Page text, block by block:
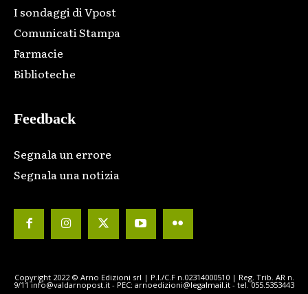
I sondaggi di Vpost
Comunicati Stampa
Farmacie
Biblioteche
Feedback
Segnala un errore
Segnala una notizia
Copyright 2022 © Arno Edizioni srl | P.I./C.F n.02314000510 | Reg. Trib. AR n.
9/11 info@valdarnopost.it - PEC: arnoedizioni@legalmail.it - tel. 055.5353443